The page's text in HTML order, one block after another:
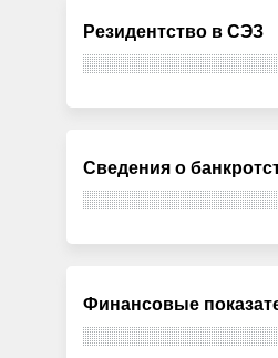
Резидентство в СЭЗ
Сведения о
Финансовые